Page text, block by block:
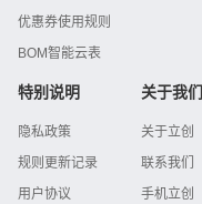
优惠券使用规则
BOM智能云表
特别说明
隐私政策
规则更新记录
用户协议
关于我们
关于立创
联系我们
手机立创